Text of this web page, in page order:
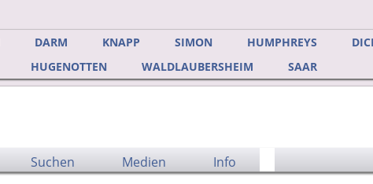
DARM KNAPP SIMON HUMPHREYS
HUGENOTTEN WALDLAUBERSHEIM SAAR
Suchen Medien Info